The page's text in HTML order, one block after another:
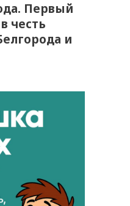
Первый
честь
и